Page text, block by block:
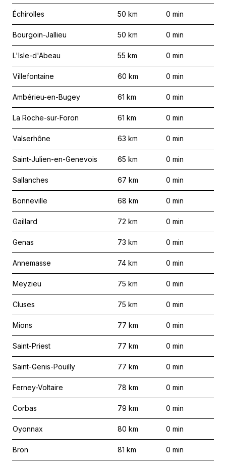
Échirolles 50 km 0 min
Bourgoin-Jallieu 50 km 0 min
L'Isle-d'Abeau 55 km 0 min
Villefontaine 60 km 0 min
Ambérieu-en-Bugey 61 km 0 min
La Roche-sur-Foron 61 km 0 min
Valserhône 63 km 0 min
Saint-Julien-en-Genevois 65 km 0 min
Sallanches 67 km 0 min
Bonneville 68 km 0 min
Gaillard 72 km 0 min
Genas 73 km 0 min
Annemasse 74 km 0 min
Meyzieu 75 km 0 min
Cluses 75 km 0 min
Mions 77 km 0 min
Saint-Priest 77 km 0 min
Saint-Genis-Pouilly 77 km 0 min
Ferney-Voltaire 78 km 0 min
Corbas 79 km 0 min
Oyonnax 80 km 0 min
Bron 81 km 0 min